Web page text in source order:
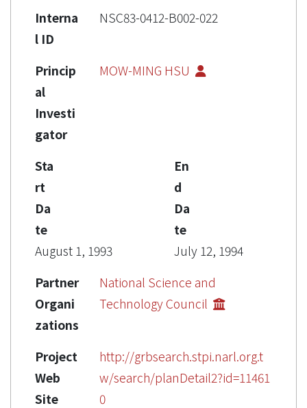
Interna
l ID
NSC83-0412-B002-022
Princip
al
Investi
gator
MOW-MING HSU
Sta
rt
Da
te
August 1, 1993
En
d
Da
te
July 12, 1994
Partner
Organi
zations
National Science and
Technology Council
Project
Web
Site
http://grbsearch.stpi.narl.org.t
w/search/planDetail2?id=11461
0